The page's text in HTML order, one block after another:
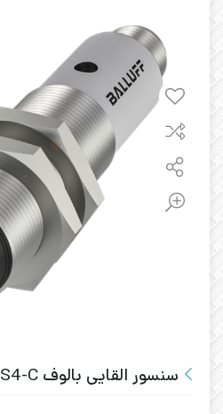
سنسور القایی بالوف BES516-360-S4-C